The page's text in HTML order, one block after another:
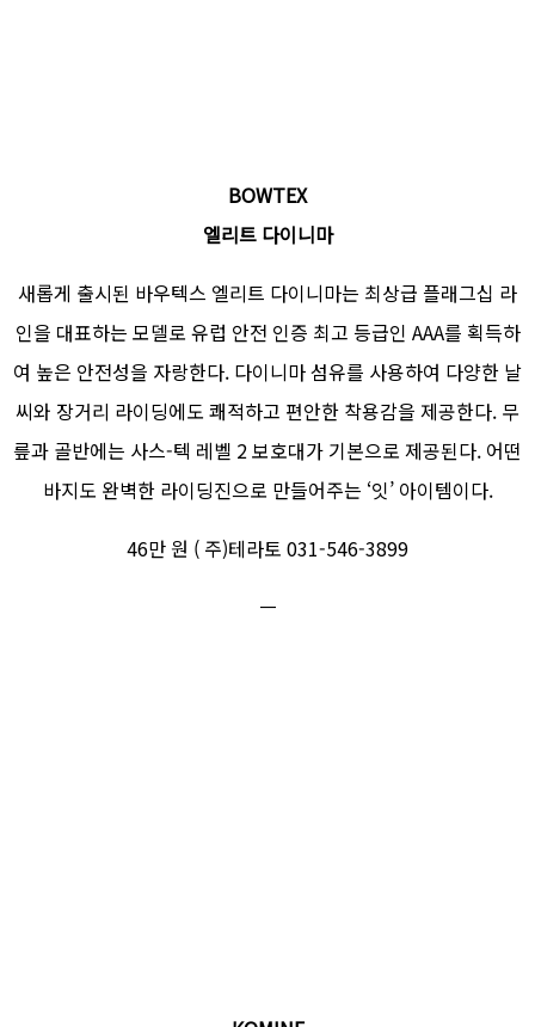
BOWTEX
엘리트 다이니마
새롭게 출시된 바우텍스 엘리트 다이니마는 최상급 플래그십 라
인을 대표하는 모델로 유럽 안전 인증 최고 등급인 AAA를 획득하
여 높은 안전성을 자랑한다. 다이니마 섬유를 사용하여 다양한 날
씨와 장거리 라이딩에도 쾌적하고 편안한 착용감을 제공한다. 무
릎과 골반에는 사스-텍 레벨 2 보호대가 기본으로 제공된다. 어떤
바지도 완벽한 라이딩진으로 만들어주는 ‘잇’ 아이템이다.
46만 원 ( 주)테라토 031-546-3899
ㅡ